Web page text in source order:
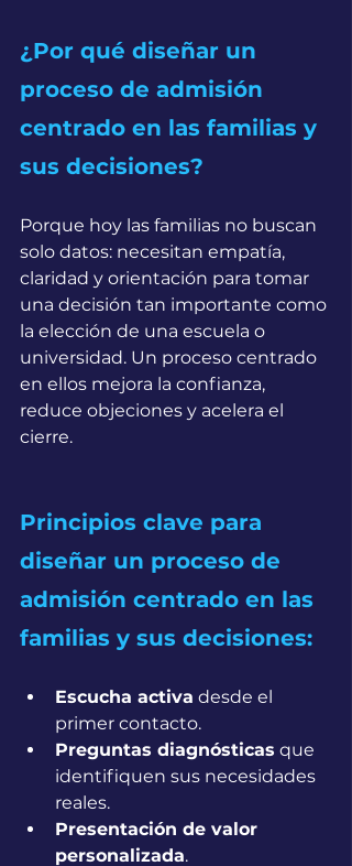
¿Por qué diseñar un
proceso de admisión
centrado en las familias y
sus decisiones?
Porque hoy las familias no buscan
solo datos: necesitan empatía,
claridad y orientación para tomar
una decisión tan importante como
la elección de una escuela o
universidad. Un proceso centrado
en ellos mejora la confianza,
reduce objeciones y acelera el
cierre.
Principios clave para
diseñar un proceso de
admisión centrado en las
familias y sus decisiones:
Escucha activa desde el
primer contacto.
Preguntas diagnósticas que
identifiquen sus necesidades
reales.
Presentación de valor
personalizada.